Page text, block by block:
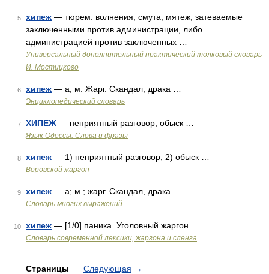
5 хипеж — тюрем. волнения, смута, мятеж, затеваемые
заключенными против администрации, либо
администрацией против заключенных …
Универсальный дополнительный практический толковый словарь
И. Мостицкого
6 хипеж — а; м. Жарг. Скандал, драка …
Энциклопедический словарь
7 ХИПЕЖ — неприятный разговор; обыск …
Язык Одессы. Слова и фразы
8 хипеж — 1) неприятный разговор; 2) обыск …
Воровской жаргон
9 хипеж — а; м.; жарг. Скандал, драка …
Словарь многих выражений
10 хипеж — [1/0] паника. Уголовный жаргон …
Cловарь современной лексики, жаргона и сленга
Страницы Следующая →